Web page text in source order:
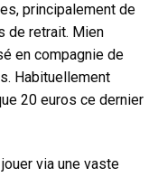
principalement de
de retrait. Mien
en compagnie de
Habituellement
20 euros ce dernier
via une vaste